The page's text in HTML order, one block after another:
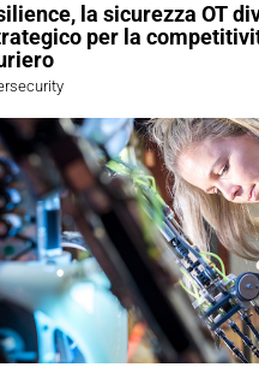
la sicurezza OT
per la